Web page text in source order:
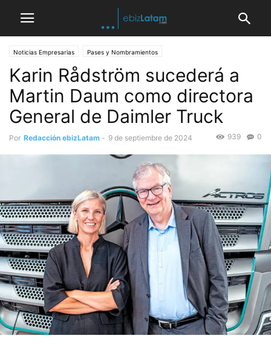
Noticias Empresarias Pases y Nombramientos
Karin Rådström sucederá a
Martin Daum como directora
General de Daimler Truck
Por Redacción ebizLatam - 9 de septiembre de 2024 0
939